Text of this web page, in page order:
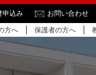
申込み お問い合わせ
方へ 保護者の方へ